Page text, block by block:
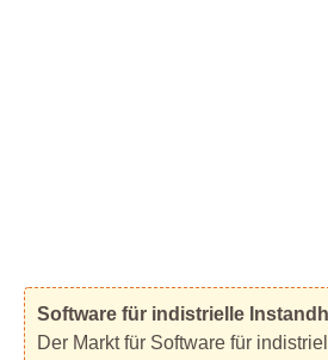
Software für indistrielle
Der Markt für Software für